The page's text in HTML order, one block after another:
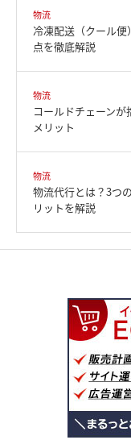
物流
冷凍配送（クール
点を徹底解説
物流
コールドチェーン
メリット
物流
物流代行とは？3つ
リットを解説